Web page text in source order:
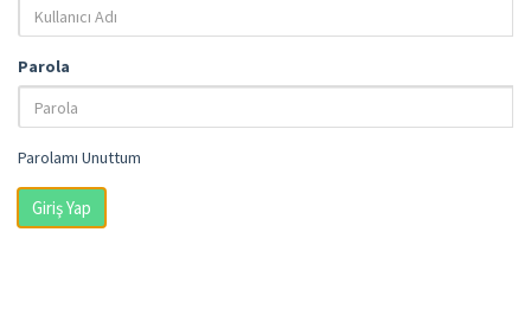
Parola
Parolamı Unuttum